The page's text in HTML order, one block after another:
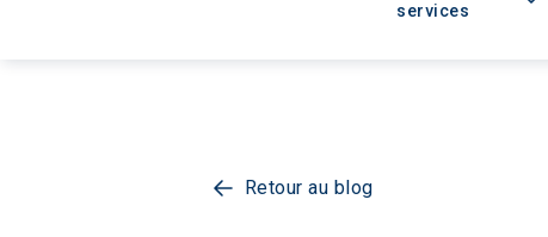
services
Retour au blog